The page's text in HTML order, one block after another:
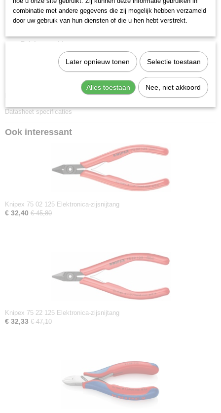
Snijcapaciteit half harde draad (diameter):0.5 mm
Snijcapaciteit zachte draad (diameter):0.2 - 0.8 mm
Bek lengte:
14 mm
6.5 mm
Scharnier type:
geschroefd scharnier
Datasheet specificaties
Ook interessant
Knipex 75 02 125 Elektronica-zijsnijtang
€ 32,40 € 45,80
Knipex 75 22 125 Elektronica-zijsnijtang
€ 32,33 € 47,10
combinatie met andere gegevens die zij mogelijk hebben verzameld
door uw gebruik van hun diensten of die u hen hebt verstrekt.
Later opnieuw tonen Selectie toestaan
Alles toestaan Nee, niet akkoord